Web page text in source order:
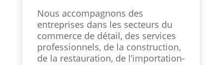
Nous accompagnons des
entreprises dans les secteurs du
commerce de détail, des services
professionnels, de la construction,
de la restauration, de l’importation-